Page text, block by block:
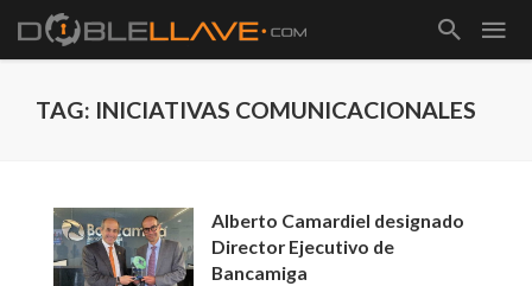
TAG: INICIATIVAS COMUNICACIONALES
Alberto Camardiel designado
Director Ejecutivo de
Bancamiga